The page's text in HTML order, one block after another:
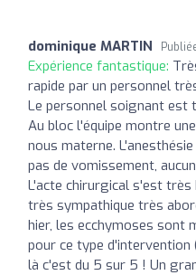
dominique MARTIN
Expérience fantastique:
rapide par un personnel
Le personnel soignant est
Au bloc l'équipe montre
nous materne.
pas de vomissement,
L'acte chirurgical s'est très
très sympathique très
hier, les ecchymoses sont
pour ce type d'intervention
là c'est du 5 sur 5 ! Un